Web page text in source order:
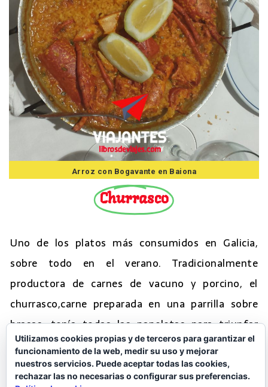
Arroz con Bogavante en Baiona
Churrasco
Uno de los platos más consumidos en Galicia,
sobre todo en el verano. Tradicionalmente
productora de carnes de vacuno y porcino, el
churrasco,carne preparada en una parrilla sobre
brasas, tenía todas las papeletas para triunfar
debido a la calidad de las carnes gallegas. Siempre
hay la discusión de si churrasco de ternera o de
Utilizamos cookies propias y de terceros para garantizar el
funcionamiento de la web, medir su uso y mejorar
nuestros servicios. Puede aceptar todas las cookies,
rechazar las no necesarias o configurar sus preferencias.